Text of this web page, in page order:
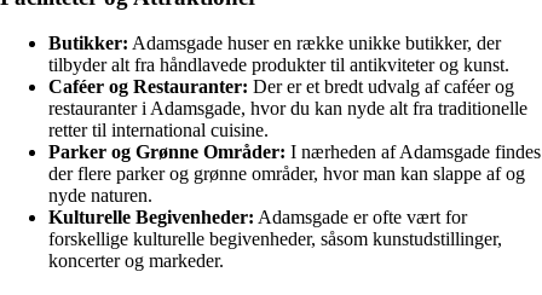
Butikker: Adamsgade huser en række unikke butikker, der
tilbyder alt fra håndlavede produkter til antikviteter og kunst.
Caféer og Restauranter: Der er et bredt udvalg af caféer og
restauranter i Adamsgade, hvor du kan nyde alt fra traditionelle
retter til international cuisine.
Parker og Grønne Områder: I nærheden af Adamsgade findes
der flere parker og grønne områder, hvor man kan slappe af og
nyde naturen.
Kulturelle Begivenheder: Adamsgade er ofte vært for
forskellige kulturelle begivenheder, såsom kunstudstillinger,
koncerter og markeder.